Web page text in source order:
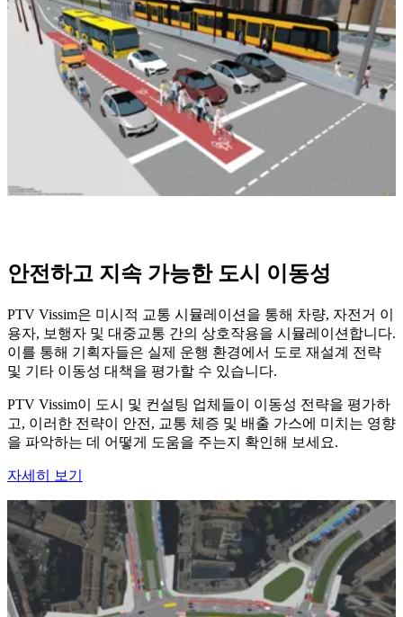
안전하고 지속 가능한 도시 이동성
PTV Vissim은 미시적 교통 시뮬레이션을 통해 차량, 자전거 이
용자, 보행자 및 대중교통 간의 상호작용을 시뮬레이션합니다.
이를 통해 기획자들은 실제 운행 환경에서 도로 재설계 전략
및 기타 이동성 대책을 평가할 수 있습니다.
PTV Vissim이 도시 및 컨설팅 업체들이 이동성 전략을 평가하
고, 이러한 전략이 안전, 교통 체증 및 배출 가스에 미치는 영향
을 파악하는 데 어떻게 도움을 주는지 확인해 보세요.
자세히 보기